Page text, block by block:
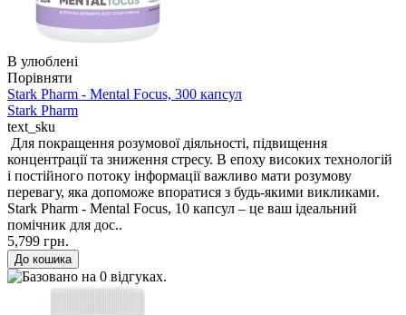
В улюблені
Порівняти
Stark Pharm - Mental Focus, 300 капсул
Stark Pharm
text_sku
Для покращення розумової діяльності, підвищення
концентрації та зниження стресу. В епоху високих технологій
і постійного потоку інформації важливо мати розумову
перевагу, яка допоможе впоратися з будь-якими викликами.
Stark Pharm - Mental Focus, 10 капсул – це ваш ідеальний
помічник для дос..
5,799 грн.